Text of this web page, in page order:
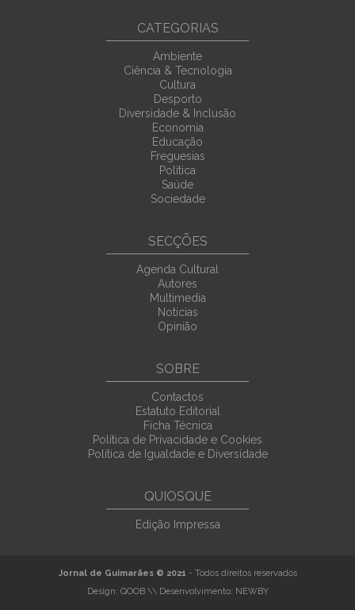
CATEGORIAS
Ambiente
Ciência & Tecnologia
Cultura
Desporto
Diversidade & Inclusão
Economia
Educação
Freguesias
Política
Saúde
Sociedade
SECÇÕES
Agenda Cultural
Autores
Multimedia
Noticias
Opinião
SOBRE
Contactos
Estatuto Editorial
Ficha Técnica
Política de Privacidade e Cookies
Política de Igualdade e Diversidade
QUIOSQUE
Edição Impressa
Jornal de Guimarães © 2021 - Todos direitos reservados
Design: QOOB\\ Desenvolvimento: NEWBY